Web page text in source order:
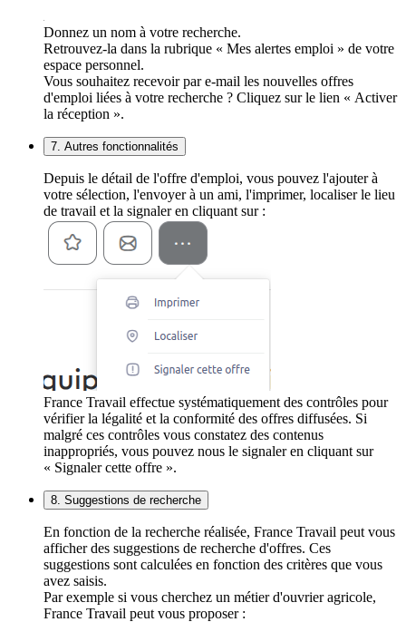
Donnez un nom à votre recherche.
Retrouvez-la dans la rubrique « Mes alertes emploi » de votre
espace personnel.
Vous souhaitez recevoir par e-mail les nouvelles offres
d'emploi liées à votre recherche ? Cliquez sur le lien « Activer
la réception ».
7. Autres fonctionnalités
Depuis le détail de l'offre d'emploi, vous pouvez l'ajouter à
votre sélection, l'envoyer à un ami, l'imprimer, localiser le lieu
de travail et la signaler en cliquant sur :
France Travail effectue systématiquement des contrôles pour
vérifier la légalité et la conformité des offres diffusées. Si
malgré ces contrôles vous constatez des contenus
inappropriés, vous pouvez nous le signaler en cliquant sur
« Signaler cette offre ».
8. Suggestions de recherche
En fonction de la recherche réalisée, France Travail peut vous
afficher des suggestions de recherche d'offres. Ces
suggestions sont calculées en fonction des critères que vous
avez saisis.
Par exemple si vous cherchez un métier d'ouvrier agricole,
France Travail peut vous proposer :